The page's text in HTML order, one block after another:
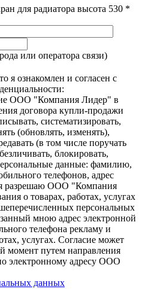
для радиатора высота 530 *
или оператора связи)
я ознакомлен и согласен с
ООО "Компания Лидер" в
договора купли-продажи
систематизировать,
(обновлять, изменять),
(в том числе поручать
блокировать,
данные: фамилию,
телефонов, адрес
разрешаю ООО "Компания
о товарах, работах, услугах
персональных
мною адрес электронной
телефона рекламу и
услугах. Согласие может
момент путем направления
электронному адресу ООО
данных